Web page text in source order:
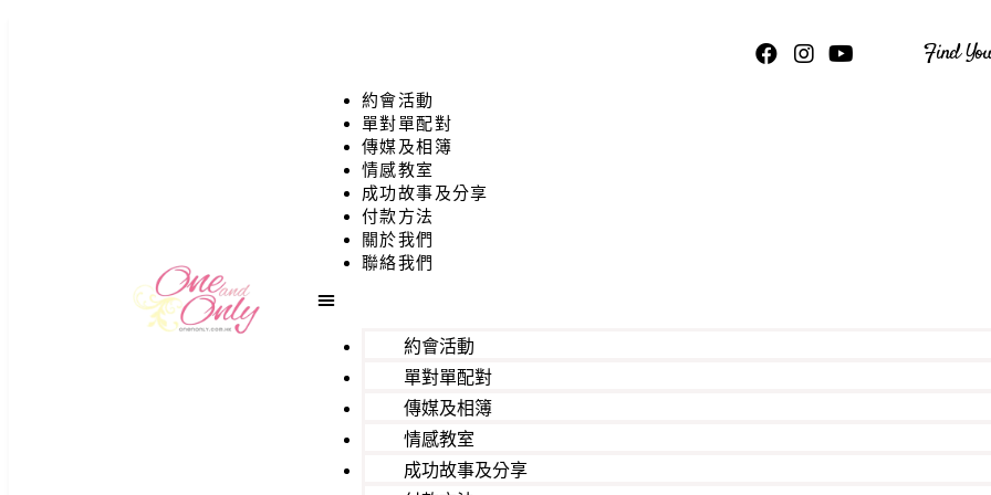
Find
約會活動
單對單配對
傳媒及相簿
情感教室
成功故事及分享
付款方法
關於我們
聯絡我們
約會活動
單對單配對
傳媒及相簿
情感教室
成功故事及分享